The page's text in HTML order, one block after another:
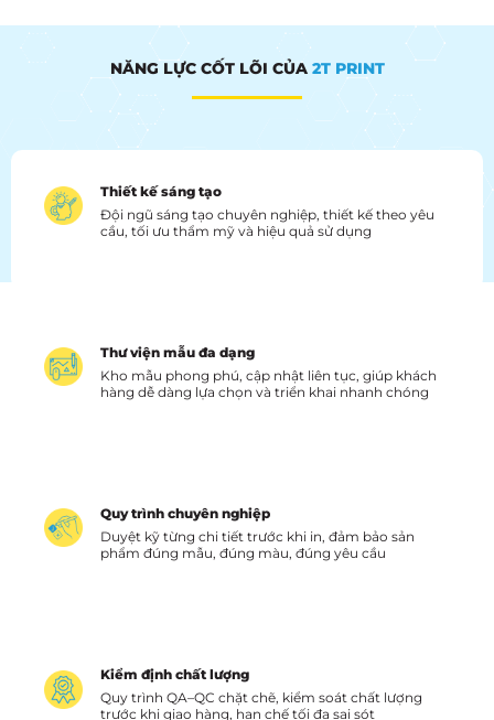
NĂNG LỰC CỐT LÕI CỦA 2T PRINT
Thiết kế sáng tạo
Đội ngũ sáng tạo chuyên nghiệp, thiết kế theo yêu
cầu, tối ưu thẩm mỹ và hiệu quả sử dụng
Thư viện mẫu đa dạng
Kho mẫu phong phú, cập nhật liên tục, giúp khách
hàng dễ dàng lựa chọn và triển khai nhanh chóng
Quy trình chuyên nghiệp
Duyệt kỹ từng chi tiết trước khi in, đảm bảo sản
phẩm đúng mẫu, đúng màu, đúng yêu cầu
Kiểm định chất lượng
Quy trình QA–QC chặt chẽ, kiểm soát chất lượng
trước khi giao hàng, hạn chế tối đa sai sót